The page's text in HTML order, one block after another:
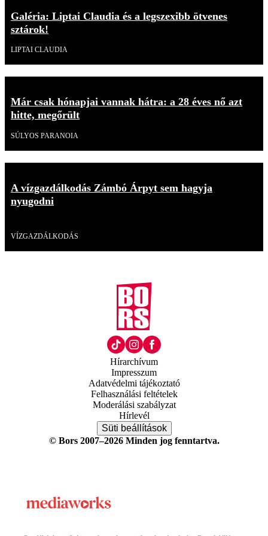
Galéria: Liptai Claudia és a legszexibb ötvenes
sztárok!
LIPTAI CLAUDIA
Már csak hónapjai vannak hátra: a 28 éves nő azt
hitte, megőrült
SÚLYOS PARANOIA
A vízgazdálkodás Zámbó Árpyt sem hagyja
nyugodni
VÍZGAZDÁLKODÁS
Hírarchívum
Impresszum
Adatvédelmi tájékoztató
Felhasználási feltételek
Moderálási szabályzat
Hírlevél
Süti beállítások
© Bors 2007–2026 Minden jog fenntartva.